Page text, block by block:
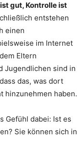
gut, Kontrolle ist
entstehen
einen
im Internet
Eltern
Jugendlichen sind in
das, was dort
hinzunehmen haben.
Gefühl dabei: Ist es
Sie können sich in